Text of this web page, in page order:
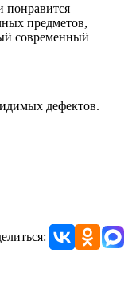
понравится
предметов,
современный
дефектов.